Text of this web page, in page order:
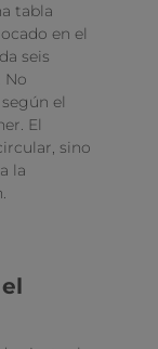
tabla
en el
seis
No
el
El
sino
la